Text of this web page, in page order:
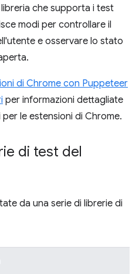
che supporta i test
modi per controllare il
e osservare lo stato
di Chrome con Puppeteer
per informazioni dettagliate
le estensioni di Chrome.
di test del
da una serie di librerie di